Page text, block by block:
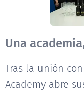
Una
Tras la unión
Academy abre